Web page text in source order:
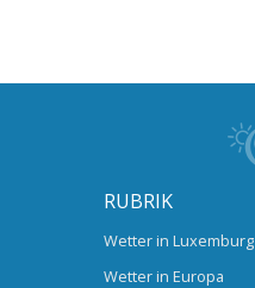
RUBRIK
Wetter in Luxemburg
Wetter in Europa